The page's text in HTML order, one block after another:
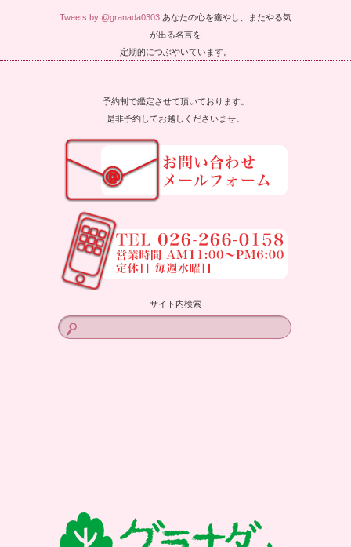
Tweets by @granada0303 あなたの心を癒やし、またやる気
が出る名言を
定期的につぶやいています。
予約制で鑑定させて頂いております。
是非予約してお越しくださいませ。
サイト内検索